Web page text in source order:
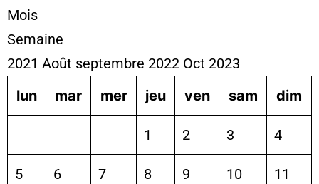
Mois
Semaine
2021 Août septembre 2022 Oct 2023
lun
mar mer jeu ven sam dim
1 2 3 4
5 6 7 8 9 10 11